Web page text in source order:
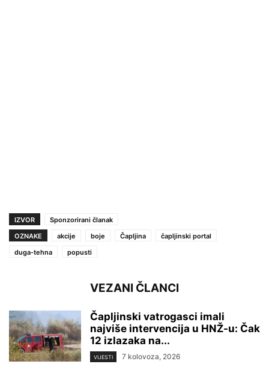
IZVOR
Sponzorirani članak
OZNAKE
akcije boje Čapljina
čapljinski portal
duga-tehna
popusti
VEZANI ČLANCI
Čapljinski vatrogasci imali
najviše intervencija u HNŽ-u: Čak
12 izlazaka na...
VIJESTI 7 kolovoza, 2026